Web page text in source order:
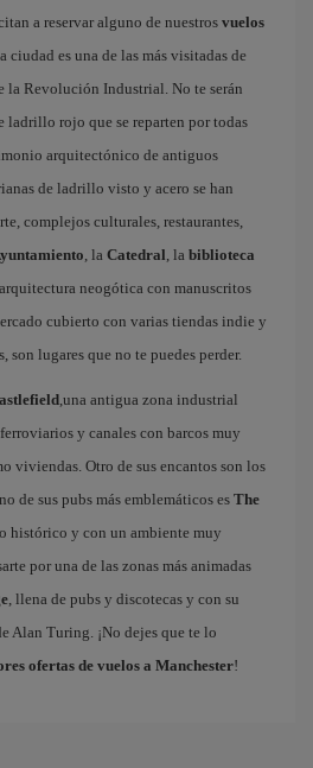
a reservar alguno de nuestros vuelos
ciudad es una de las más visitadas de
Revolución Industrial. No te serán
rojo que se reparten por todas
arquitectónico de antiguos
de ladrillo visto y acero se han
complejos culturales, restaurantes,
, la Catedral, la biblioteca
neogótica con manuscritos
cubierto con varias tiendas indie y
son lugares que no te puedes perder.
,una antigua zona industrial
y canales con barcos muy
viviendas. Otro de sus encantos son los
de sus pubs más emblemáticos es The
histórico y con un ambiente muy
por una de las zonas más animadas
, llena de pubs y discotecas y con su
Alan Turing. ¡No dejes que te lo
ofertas de vuelos a Manchester!